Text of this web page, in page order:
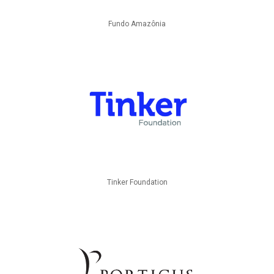
Fundo Amazônia
Tinker Foundation